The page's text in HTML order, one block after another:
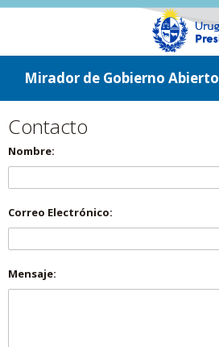
ir a contenido
ir al menú
Mirador de Gobierno Abierto
Contacto
Nombre:
Correo Electrónico:
Mensaje: